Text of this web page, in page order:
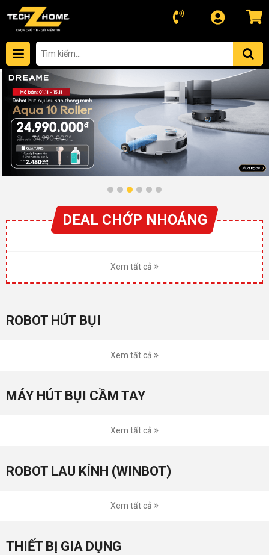
DEAL CHỚP NHOÁNG
Xem tất cả
ROBOT HÚT BỤI
Xem tất cả
MÁY HÚT BỤI CẦM TAY
Xem tất cả
ROBOT LAU KÍNH (WINBOT)
Xem tất cả
THIẾT BỊ GIA DỤNG